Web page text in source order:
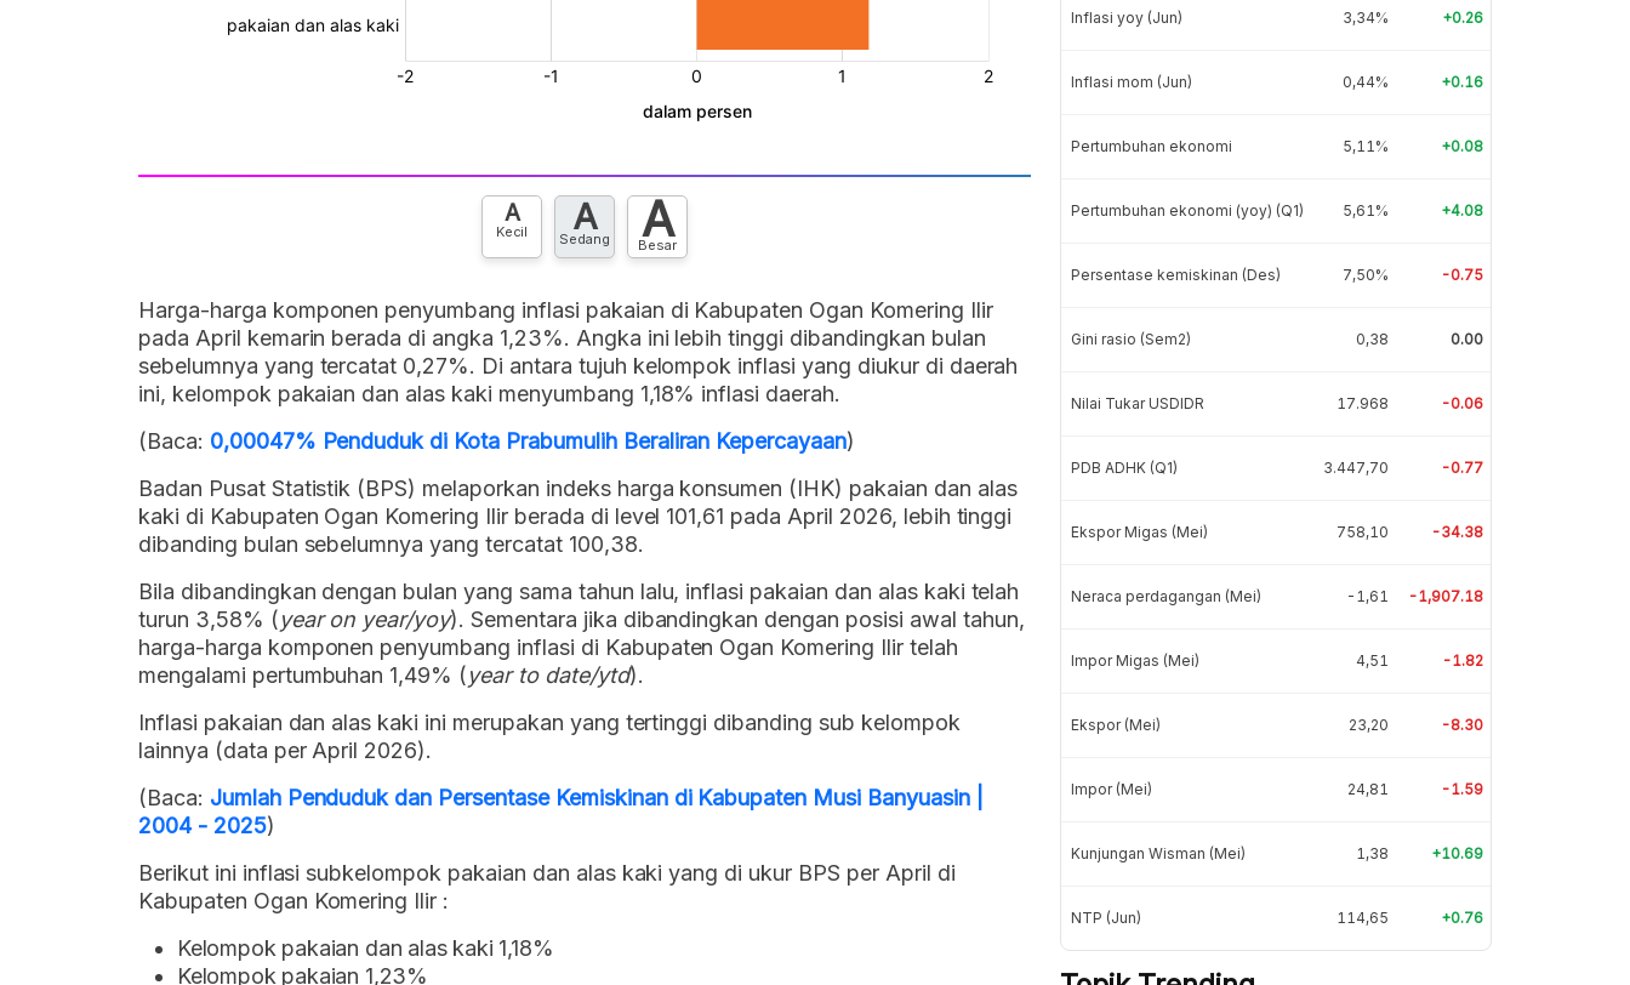
A
Kecil A
Sedang A
Besar
Harga-harga komponen penyumbang inflasi pakaian di Kabupaten Ogan Komering Ilir
pada April kemarin berada di angka 1,23%. Angka ini lebih tinggi dibandingkan bulan
sebelumnya yang tercatat 0,27%. Di antara tujuh kelompok inflasi yang diukur di daerah
ini, kelompok pakaian dan alas kaki menyumbang 1,18% inflasi daerah.
(Baca: 0,00047% Penduduk di Kota Prabumulih Beraliran Kepercayaan)
Badan Pusat Statistik (BPS) melaporkan indeks harga konsumen (IHK) pakaian dan alas
kaki di Kabupaten Ogan Komering Ilir berada di level 101,61 pada April 2026, lebih tinggi
dibanding bulan sebelumnya yang tercatat 100,38.
Bila dibandingkan dengan bulan yang sama tahun lalu, inflasi pakaian dan alas kaki telah
turun 3,58% (year on year/yoy). Sementara jika dibandingkan dengan posisi awal tahun,
harga-harga komponen penyumbang inflasi di Kabupaten Ogan Komering Ilir telah
mengalami pertumbuhan 1,49% (year to date/ytd).
Inflasi pakaian dan alas kaki ini merupakan yang tertinggi dibanding sub kelompok
lainnya (data per April 2026).
(Baca: Jumlah Penduduk dan Persentase Kemiskinan di Kabupaten Musi Banyuasin |
2004 - 2025)
Berikut ini inflasi subkelompok pakaian dan alas kaki yang di ukur BPS per April di
Kabupaten Ogan Komering Ilir :
Kelompok pakaian dan alas kaki 1,18%
Kelompok pakaian 1,23%
Inflasi yoy (Jun) 3,34% +0.26
Inflasi mom (Jun) 0,44% +0.16
Pertumbuhan ekonomi 5,11% +0.08
Pertumbuhan ekonomi (yoy) (Q1) 5,61% +4.08
Persentase kemiskinan (Des) 7,50% -0.75
Gini rasio (Sem2) 0,38 0.00
Nilai Tukar USDIDR 17.968 -0.06
PDB ADHK (Q1) 3.447,70 -0.77
Ekspor Migas (Mei) 758,10 -34.38
Neraca perdagangan (Mei) -1,61 -1,907.18
Impor Migas (Mei) 4,51 -1.82
Ekspor (Mei) 23,20 -8.30
Impor (Mei) 24,81 -1.59
Kunjungan Wisman (Mei) 1,38 +10.69
NTP (Jun) 114,65 +0.76